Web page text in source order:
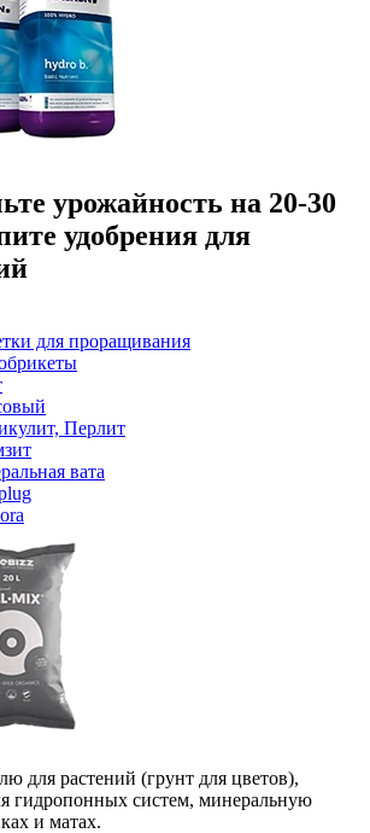
урожайность на 20-30
удобрения для
для проращивания
Перлит
вата
для растений (грунт для цветов),
гидропонных систем, минеральную
и матах.